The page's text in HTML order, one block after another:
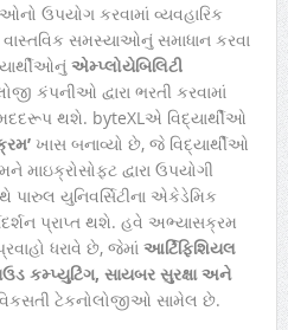
ઉપયોગ કરવામાં વ્યવહારિક
સમસ્યાઓનું સમાધાન કરવા
એમ્પ્લોયેબિલિટી
કંપનીઓ દ્વારા ભરતી કરવામાં
થશે. byteXLએ વિદ્યાર્થીઓ
ખાસ બનાવ્યો છે, જે વિદ્યાર્થીઓ
દ્વારા ઉપયોગી
પારુલ યુનિવર્સિટીના એકેડેમિક
પ્રાપ્ત થશે. હવે અભ્યાસક્રમ
ધરાવે છે, જેમાં આર્ટિફિશિયલ
કમ્પ્યુટિંગ, સાયબર સુરક્ષા અને
ટેકનોલોજીઓ સામેલ છે.